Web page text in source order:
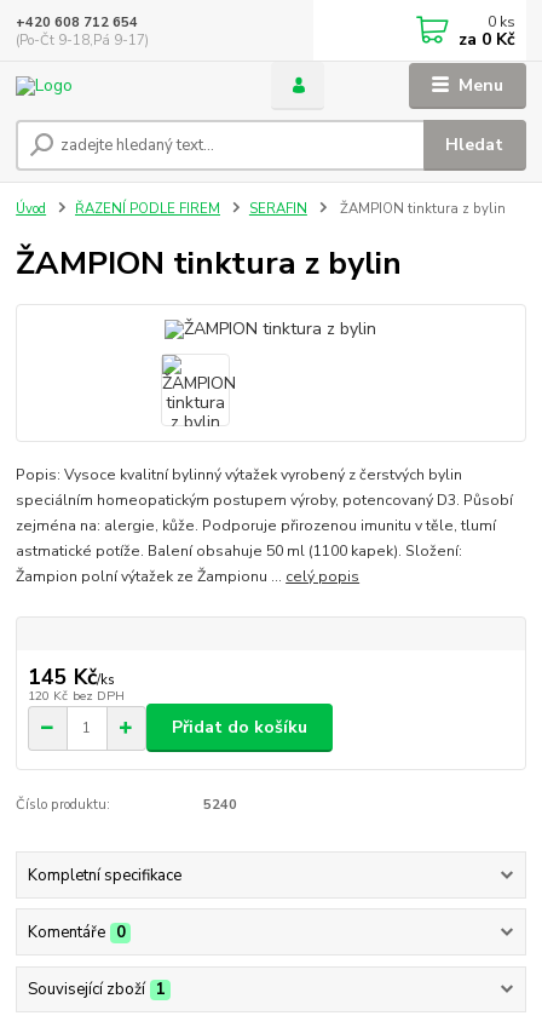
Menu
Hledat
+420 608 712 654
(Po-Čt 9-18,Pá 9-17)
0 ks
za 0 Kč
Úvod ŘAZENÍ PODLE FIREM SERAFIN ŽAMPION tinktura z bylin
ŽAMPION tinktura z bylin
Popis: Vysoce kvalitní bylinný výtažek vyrobený z čerstvých bylin
speciálním homeopatickým postupem výroby, potencovaný D3. Působí
zejména na: alergie, kůže. Podporuje přirozenou imunitu v těle, tlumí
astmatické potíže. Balení obsahuje 50 ml (1100 kapek). Složení:
Žampion polní výtažek ze Žampionu ... celý popis
145 Kč/ks
120 Kč bez DPH
Přidat do košíku
Číslo produktu: 5240
Kompletní specifikace
Komentáře 0
Související zboží 1